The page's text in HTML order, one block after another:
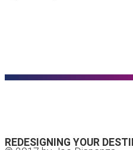
REDESIGNING YOUR